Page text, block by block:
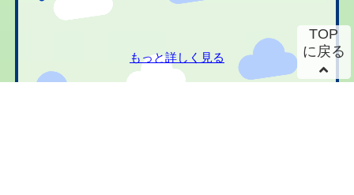
もっと詳しく見る
TOP
に戻る